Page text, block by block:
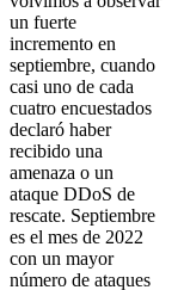
un fuerte
incremento en
septiembre, cuando
casi uno de cada
cuatro encuestados
declaró haber
recibido una
amenaza o un
ataque DDoS de
rescate. Septiembre
es el mes de 2022
con un mayor
número de ataques